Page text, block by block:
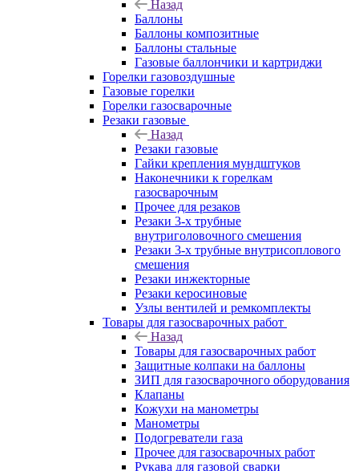
Назад
Баллоны
Баллоны композитные
Баллоны стальные
Газовые баллончики и картриджи
Горелки газовоздушные
Газовые горелки
Горелки газосварочные
Резаки газовые
Назад
Резаки газовые
Гайки крепления мундштуков
Наконечники к горелкам
газосварочным
Прочее для резаков
Резаки 3-х трубные
внутриголовочного смешения
Резаки 3-х трубные внутрисоплового
смешения
Резаки инжекторные
Резаки керосиновые
Узлы вентилей и ремкомплекты
Товары для газосварочных работ
Назад
Товары для газосварочных работ
Защитные колпаки на баллоны
ЗИП для газосварочного оборудования
Клапаны
Кожухи на манометры
Манометры
Подогреватели газа
Прочее для газосварочных работ
Рукава для газовой сварки